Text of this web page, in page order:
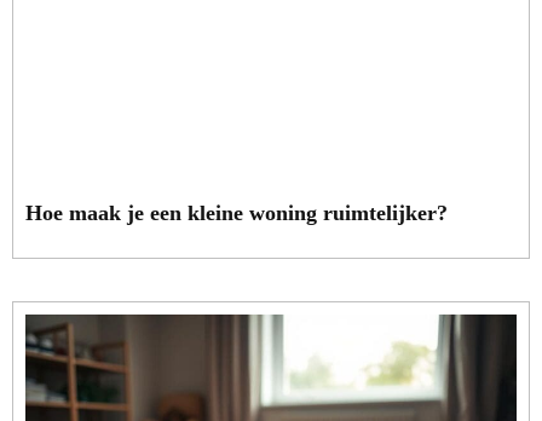
Hoe maak je een kleine woning ruimtelijker?